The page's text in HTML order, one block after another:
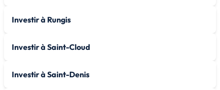
Investir à Rungis
Investir à Saint-Cloud
Investir à Saint-Denis